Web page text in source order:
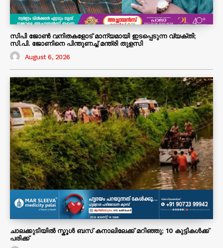
സിപി ജോൺ വനിതകളോട് മാന്യമായി ഇടപ്പെടുന്ന വ്യക്തി;
സി.പി. ജോണിനെ പിന്തുണച്ച് മന്ത്രി തുളസി
August 6, 2026
ചാലക്കുടിയിൽ സ്കൂൾ ബസ് കനാലിലേക്ക് മറിഞ്ഞു; 10 കുട്ടികൾക്ക്
പരിക്ക്